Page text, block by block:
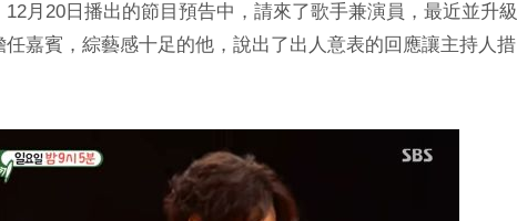
12月20日播出的節目預告中，請來了歌手兼演員，最近並升級
任嘉賓，綜藝感十足的他，說出了出人意表的回應讓主持人措